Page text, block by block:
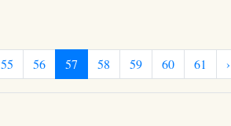
55 56 57 58 59 60 61 ›